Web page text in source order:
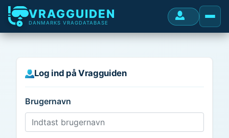
VRAGGUIDEN
DANMARKS VRAGDATABASE
Log ind på Vragguiden
Brugernavn